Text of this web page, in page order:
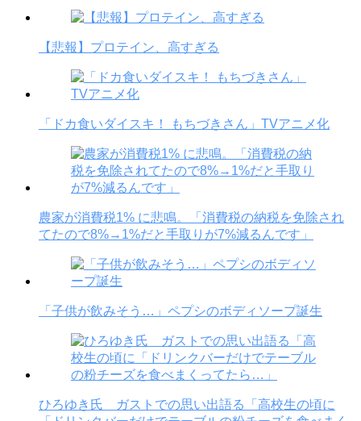
【悲報】プロテイン、高すぎる
「ドカ食いダイスキ！ もちづきさん」TVアニメ化
農家が消費税1% に悲鳴。「消費税の納税を免除され
てたので8%→1%だと手取りが7%減るんです」
「子供が飲みそう…」ペプシのボディソープ誕生
ひろゆき氏 ガストでの思い出語る「高校生の頃に